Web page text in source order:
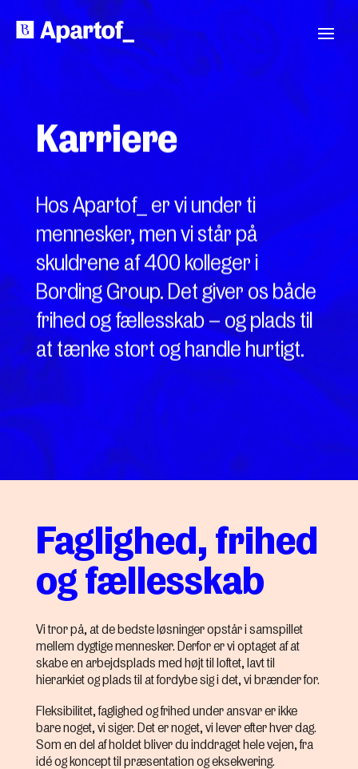
Karriere
Hos Apartof_ er vi under ti
mennesker, men vi står på
skuldrene af 400 kolleger i
Bording Group. Det giver os både
frihed og fællesskab – og plads til
at tænke stort og handle hurtigt.
Faglighed, frihed
og fællesskab
Vi tror på, at de bedste løsninger opstår i samspillet
mellem dygtige mennesker. Derfor er vi optaget af at
skabe en arbejdsplads med højt til loftet, lavt til
hierarkiet og plads til at fordybe sig i det, vi brænder for.
Fleksibilitet, faglighed og frihed under ansvar er ikke
bare noget, vi siger. Det er noget, vi lever efter hver dag.
Som en del af holdet bliver du inddraget hele vejen, fra
idé og koncept til præsentation og eksekvering.